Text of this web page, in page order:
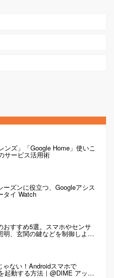
ンズ」「Google Home」使いこ
サービス活用術
ズンに役立つ、Googleアシス
タイ Watch
おすすめ5選。スマホやセンサ
明、玄関の鍵などを制御しよ
ゃない！Androidスマホで
起動する方法｜@DIME アット